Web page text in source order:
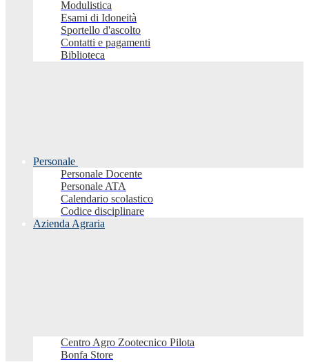
Modulistica
Esami di Idoneità
Sportello d'ascolto
Contatti e pagamenti
Biblioteca
Personale
Personale Docente
Personale ATA
Calendario scolastico
Codice disciplinare
Azienda Agraria
Centro Agro Zootecnico Pilota
Bonfa Store